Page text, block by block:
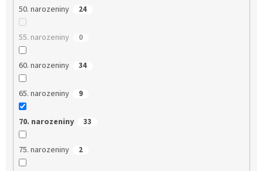
50. narozeniny 24
55. narozeniny 0
60. narozeniny 34
65. narozeniny 9
70. narozeniny 33
75. narozeniny 2